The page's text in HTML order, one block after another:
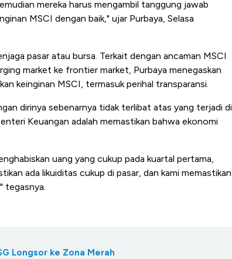
mereka harus mengambil tanggung jawab
MSCI dengan baik," ujar Purbaya, Selasa
pasar atau bursa. Terkait dengan ancaman MSCI
market ke frontier market, Purbaya menegaskan
keinginan MSCI, termasuk perihal transparansi.
dirinya sebenarnya tidak terlibat atas yang terjadi di
Keuangan adalah memastikan bahwa ekonomi
uang yang cukup pada kuartal pertama,
ada likuiditas cukup di pasar, dan kami memastikan
tegasnya.
Longsor ke Zona Merah